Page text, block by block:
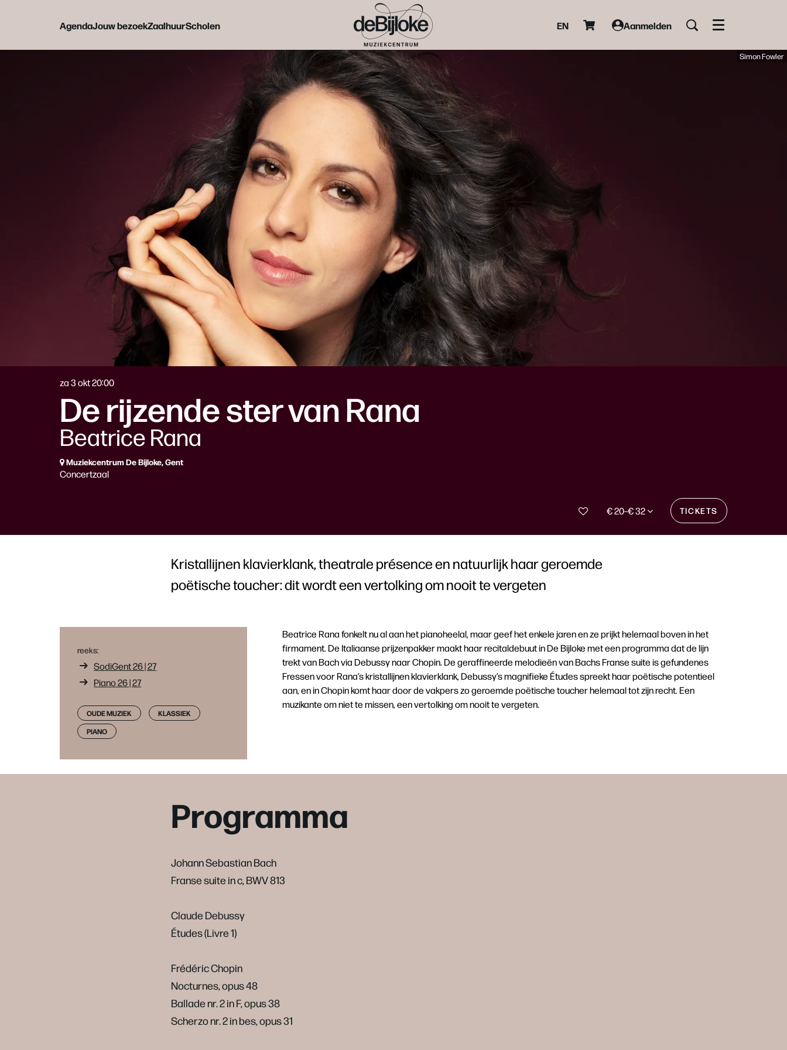
AgendaJouw bezoekZaalhuurScholen EN Aanmelden Menu
Simon Fowler
De rijzende ster van Rana
Beatrice Rana
za 3 okt20:00
Muziekcentrum De Bijloke, Gent
Concertzaal
€ 20–€ 32 TICKETS
Kristallijnen klavierklank, theatrale présence en natuurlijk haar geroemde
poëtische toucher: dit wordt een vertolking om nooit te vergeten
Beatrice Rana fonkelt nu al aan het pianoheelal, maar geef het enkele jaren en ze prijkt helemaal boven in het
firmament. De Italiaanse prijzenpakker maakt haar recitaldebuut in De Bijloke met een programma dat de lijn
trekt van Bach via Debussy naar Chopin. De geraffineerde melodieën van Bachs Franse suite is gefundenes
Fressen voor Rana’s kristallijnen klavierklank, Debussy’s magnifieke Études spreekt haar poëtische potentieel
aan, en in Chopin komt haar door de vakpers zo geroemde poëtische toucher helemaal tot zijn recht. Een
muzikante om niet te missen, een vertolking om nooit te vergeten.
reeks:
SodiGent 26 | 27
Piano 26 | 27
OUDE MUZIEK
KLASSIEK
PIANO
Programma
Johann Sebastian Bach
Franse suite in c, BWV 813
Claude Debussy
Études (Livre 1)
Frédéric Chopin
Nocturnes, opus 48
Ballade nr. 2 in F, opus 38
Scherzo nr. 2 in bes, opus 31